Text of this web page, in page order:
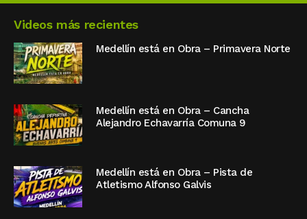
Videos más recientes
Medellín está en Obra – Primavera Norte
Medellín está en Obra – Cancha
Alejandro Echavarría Comuna 9
Medellín está en Obra – Pista de
Atletismo Alfonso Galvis